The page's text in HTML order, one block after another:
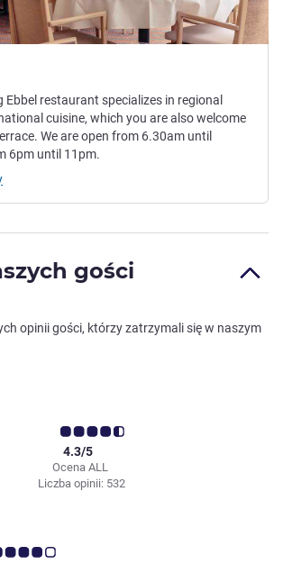
Ebbel restaurant specializes in regional
cuisine, which you are also welcome
We are open from 6.30am until
6pm until 11pm.
gości
opinii gości, którzy zatrzymali się w naszym
Ocena ALL
4.3/5
Liczba opinii: 532
klientów 4.0/5